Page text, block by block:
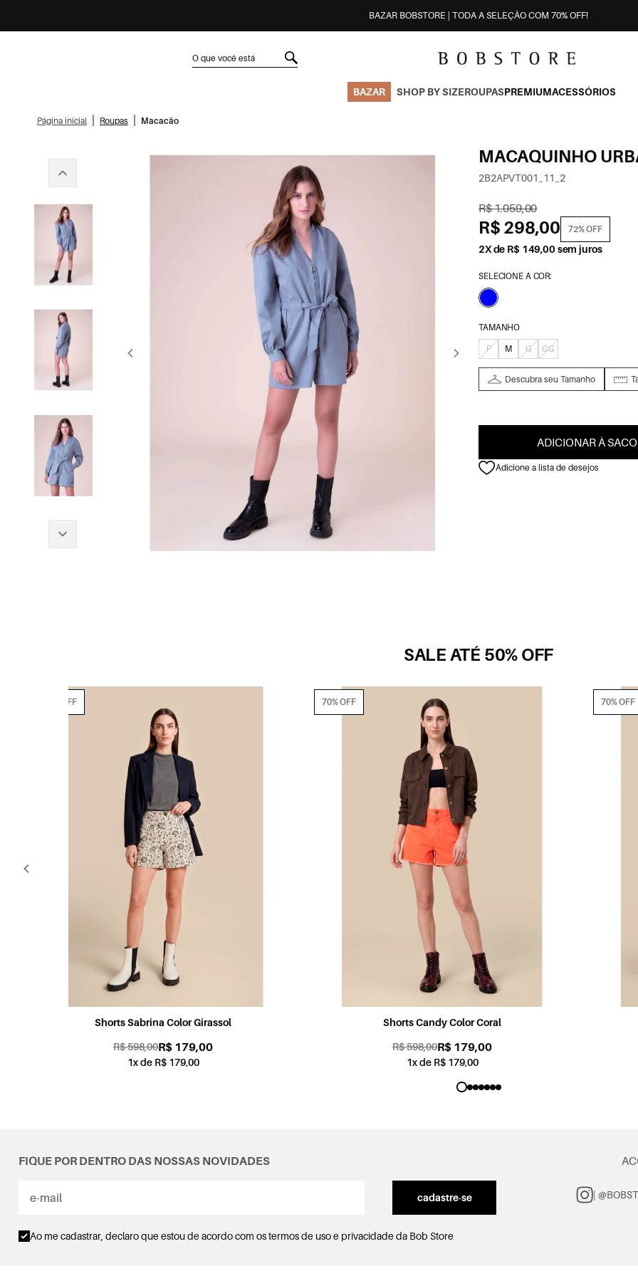
BAZAR BOBSTORE | TODA A SELEÇÃO COM 70% OFF!
BAZAR SHOP BY SIZEROUPASPREMIUMACESSÓRIOS
Página inicial Roupas Macacão
MACAQUINHO
2B2APVT001_11_2
R$ 1.059,00
R$ 298,00 72% OFF
2X de R$ 149,00 sem juros
SELECIONE A COR:
TAMANHO
P
M G GG
Descubra seu Tamanho
ADICIONAR À
Adicione a lista de desejos
SALE ATÉ 50% OFF
Shorts Candy Color Coral
R$ 598,00R$ 179,00
1x de R$ 179,00
Shorts Sabrina Jogging Color Rosa
R$ 598,00R$ 179,00
1x de R$ 179,00
FIQUE POR DENTRO DAS NOSSAS NOVIDADES
cadastre-se
Ao me cadastrar, declaro que estou de acordo com ostermos de uso e privacidadeda Bob Store
|